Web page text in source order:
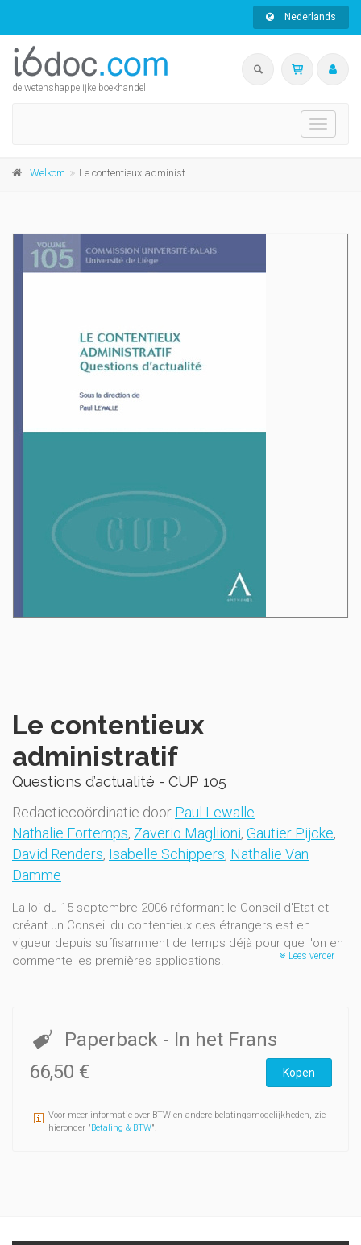
Nederlands
de wetenshappelijke boekhandel
Toggle
Welkom Le contentieux administratif
Le contentieux
administratif
Questions d’actualité - CUP 105
Redactiecoördinatie door Paul Lewalle
Nathalie Fortemps, Zaverio Magliioni, Gautier Pijcke,
David Renders, Isabelle Schippers, Nathalie Van
Damme
La loi du 15 septembre 2006 réformant le Conseil d'Etat et
créant un Conseil du contentieux des étrangers est en
vigueur depuis suffisamment de temps déjà pour que l'on en
commente les premières applications.
portée encore sur le Conseil du contentieux des étrangers et
plus particulièrement sur la délimitation de la compétence de
celui-ci.
L'actualité du contentieux administratif est traitée ici
Lees verder
Paperback - In het Frans
66,50 €
Kopen
Voor meer informatie over BTW en andere belatingsmogelijkheden, zie
hieronder "Betaling & BTW".